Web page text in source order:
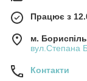
Працює з
м. Бориспіль
вул.Степана
Контакти